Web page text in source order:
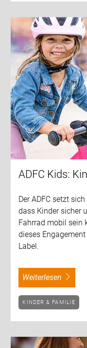
ADFC Kids:
Der ADFC setzt
dass Kinder sicher
Fahrrad mobil sein
dieses
Label.
weiterlesen
KINDER & FAMILIE